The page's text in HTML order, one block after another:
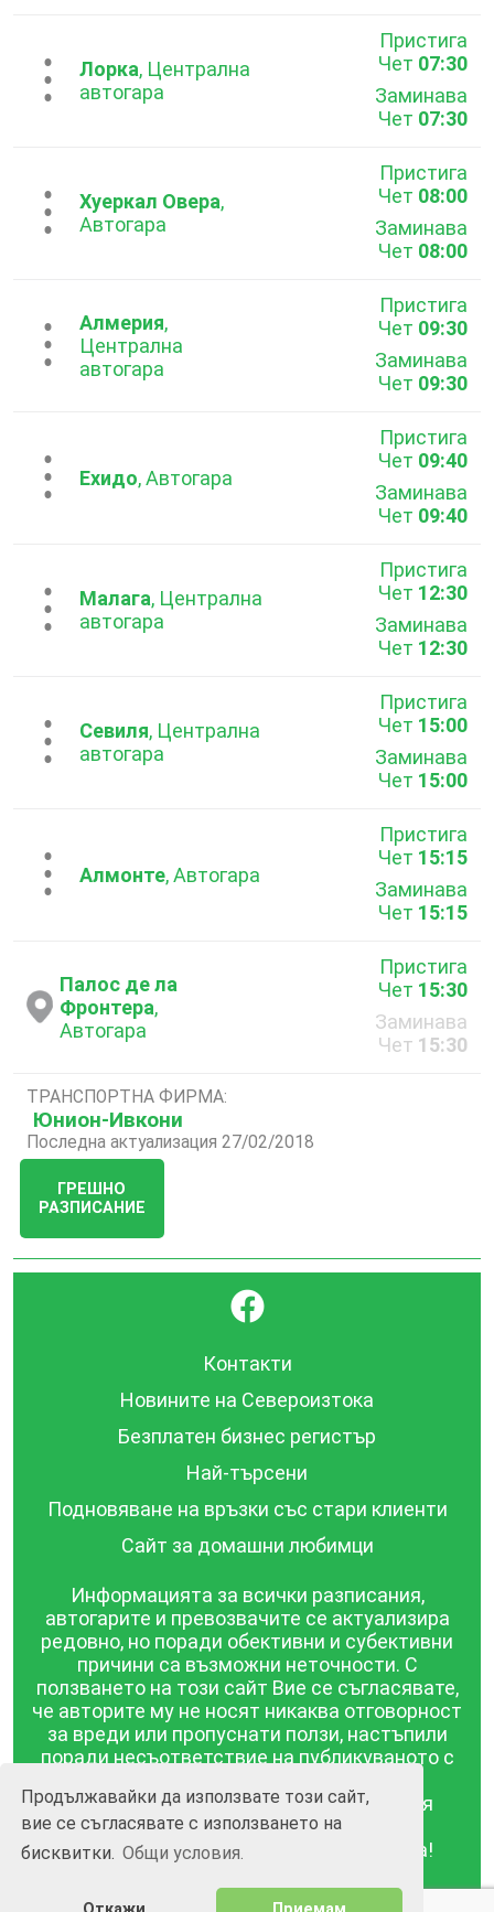
Продължавайки да използвате този сайт,
вие се съгласявате с използването на
бисквитки. Общи условия.
...Лорка, Централна
автогара
Пристига
Чет 07:30
Заминава
Чет 07:30
...Хуеркал Овера,
Автогара
Пристига
Чет 08:00
Заминава
Чет 08:00
...Алмерия,
Централна
автогара
Пристига
Чет 09:30
Заминава
Чет 09:30
...Ехидо, Автогара
Пристига
Чет 09:40
Заминава
Чет 09:40
...Малага, Централна
автогара
Пристига
Чет 12:30
Заминава
Чет 12:30
...Севиля, Централна
автогара
Пристига
Чет 15:00
Заминава
Чет 15:00
...Алмонте, Автогара
Пристига
Чет 15:15
Заминава
Чет 15:15
Палос де ла
Фронтера,
Автогара
Пристига
Чет 15:30
Заминава
Чет 15:30
ТРАНСПОРТНА ФИРМА:
Юнион-Ивкони
Последна актуализация 27/02/2018
ГРЕШНО
РАЗПИСАНИЕ
}
Контакти
Новините на Североизтока
Безплатен бизнес регистър
Най-търсени
Подновяване на връзки със стари клиенти
Сайт за домашни любимци
Информацията за всички разписания,
автогарите и превозвачите се актуализира
редовно, но поради обективни и субективни
причини са възможни неточности. С
ползването на този сайт Вие се съгласявате,
че авторите му не носят никаква отговорност
за вреди или пропуснати ползи, настъпили
поради несъответствие на публикуваното с
публикувана в този сайт се предоставя
такава каквато е, без гаранция за
съответствието ѝ с действителността!
BGrazpisanie.com © 2008 - 2026, Всички права